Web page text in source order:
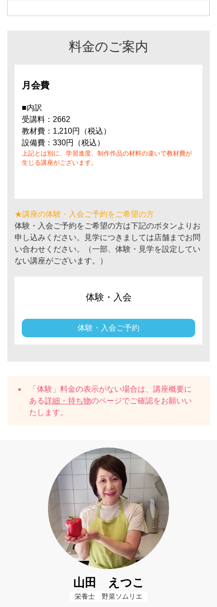
料金のご案内
月会費
■内訳
受講料：2662
教材費：1,210円（税込）
設備費：330円（税込）
上記とは別に、学習進度、制作作品の材料の違いで教材費が
生じる講座がございます。
★講座の体験・入会ご予約をご希望の方
体験・入会ご予約をご希望の方は下記のボタンよりお
申し込みください。見学につきましては店舗までお問
い合わせください。（一部、体験・見学を設定してい
ない講座がございます。）
体験・入会
体験・入会ご予約
「体験」料金の表示がない場合は、講座概要に
ある詳細・持ち物のページでご確認をお願いい
たします。
山田 えつこ
栄養士　野菜ソムリエ